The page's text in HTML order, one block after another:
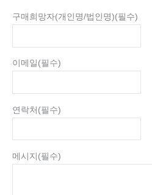
구매희망자(개인명/법인명)(필수)
이메일 (필수)
연락처 (필수)
메시지 (필수)